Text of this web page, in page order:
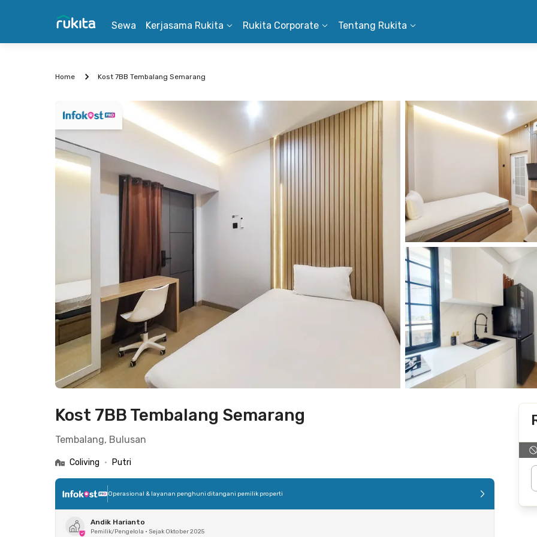
Sewa Kerjasama Rukita Rukita Corporate Tentang Rukita
Home Kost 7BB Tembalang Semarang
Kost 7BB Tembalang Semarang
Tembalang, Bulusan
Coliving • Putri
Operasional & layanan penghuni ditangani pemilik properti
Andik Harianto
Pemilik/Pengelola • Sejak Oktober 2025